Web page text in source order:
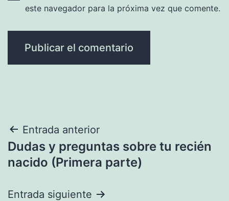
este navegador para la próxima vez que comente.
Navegación
de
Entrada anterior
Dudas y preguntas sobre tu recién
nacido (Primera parte)
Entrada siguiente